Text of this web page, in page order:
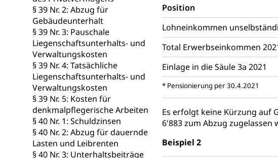
§ 39 Nr. 2: Abzug für
Gebäudeunterhalt
§ 39 Nr. 3: Pauschale
Liegenschaftsunterhalts- und
Verwaltungskosten
§ 39 Nr. 4: Tatsächliche
Liegenschaftsunterhalts- und
Verwaltungskosten
§ 39 Nr. 5: Kosten für
denkmalpflegerische Arbeiten
§ 40 Nr. 1: Schuldzinsen
§ 40 Nr. 2: Abzug für dauernde
Lasten und Leibrenten
§ 40 Nr. 3: Unterhaltsbeiträge
Position
Lohneinkommen
Total Erwerbseinkommen
Einlage in die Säule 3a 2021
* Pensionierung per 30.4.2021
Es erfolgt keine Kürzung auf
6'883 zum Abzug zugelassen
Beispiel 2
Grundbuch
Luft und Klima
Luftreinhaltung,
Atmosphäre, Luft, Klima
Raumplanung
Raumplan, Nutzungsplan
Raumdatenpool